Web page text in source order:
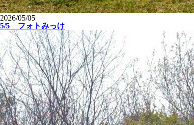
2026/05/05
5/5 フォトみっけ